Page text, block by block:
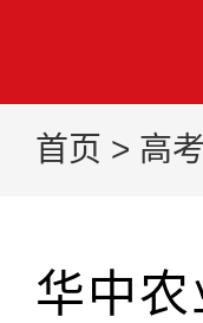
首页 > 高考
华中